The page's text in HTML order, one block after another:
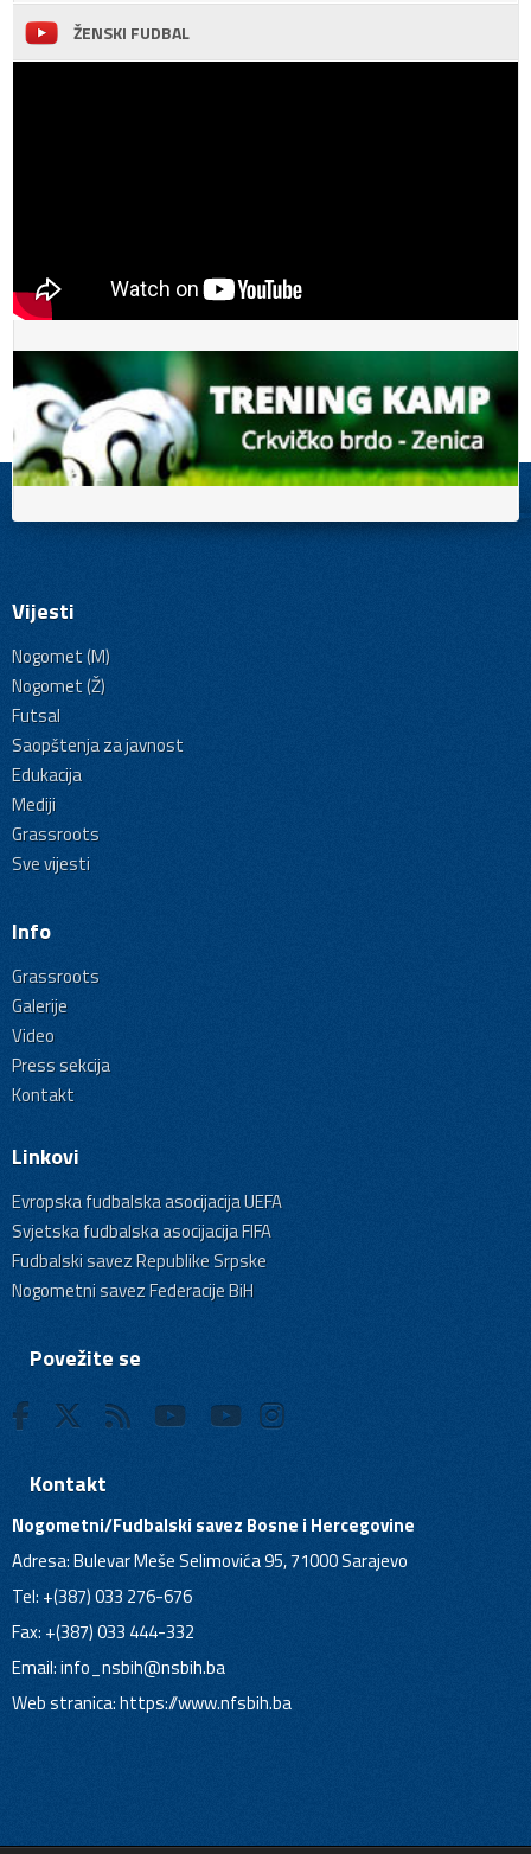
ŽENSKI FUDBAL
Vijesti
Nogomet (M)
Nogomet (Ž)
Futsal
Saopštenja za javnost
Edukacija
Mediji
Grassroots
Sve vijesti
Info
Grassroots
Galerije
Video
Press sekcija
Kontakt
Linkovi
Evropska fudbalska asocijacija UEFA
Svjetska fudbalska asocijacija FIFA
Fudbalski savez Republike Srpske
Nogometni savez Federacije BiH
Povežite se
Kontakt
Nogometni/Fudbalski savez Bosne i Hercegovine
Adresa: Bulevar Meše Selimovića 95, 71000 Sarajevo
Tel: +(387) 033 276-676
Fax: +(387) 033 444-332
Email:info_nsbih@nsbih.ba
Web stranica: https://www.nfsbih.ba